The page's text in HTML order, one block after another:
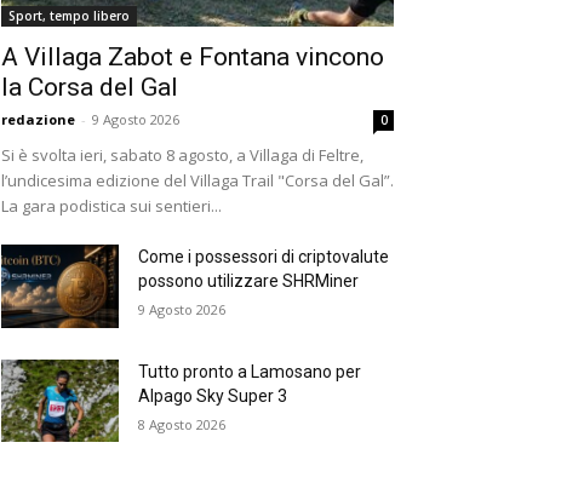
Sport, tempo libero
A Villaga Zabot e Fontana vincono
la Corsa del Gal
redazione - 9 Agosto 2026 0
Si è svolta ieri, sabato 8 agosto, a Villaga di Feltre,
l’undicesima edizione del Villaga Trail "Corsa del Gal”.
La gara podistica sui sentieri...
Come i possessori di criptovalute
possono utilizzare SHRMiner
9 Agosto 2026
Tutto pronto a Lamosano per
Alpago Sky Super 3
8 Agosto 2026